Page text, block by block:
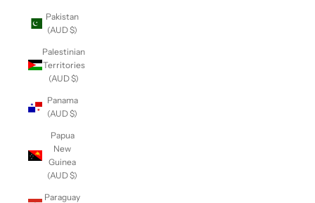
Pakistan
(AUD $)
Palestinian
Territories
(AUD $)
Panama
(AUD $)
Papua
New
Guinea
(AUD $)
Paraguay